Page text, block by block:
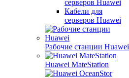
серверов Huawei
Кабели для
серверов Huawei
Рабочие станции Huawei
Huawei MateStation